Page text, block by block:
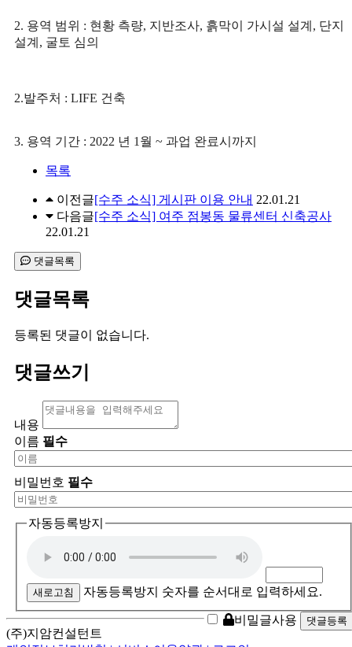
2. 용역 범위 : 현황 측량, 지반조사, 흙막이 가시설 설계, 단지
설계, 굴토 심의
2.발주처 : LIFE 건축
3. 용역 기간 : 2022 년 1월 ~ 과업 완료시까지
목록
이전글[수주 소식] 게시판 이용 안내 22.01.21
다음글[수주 소식] 여주 점봉동 물류센터 신축공사
22.01.21
댓글목록
댓글목록
등록된 댓글이 없습니다.
댓글쓰기
내용
이름 필수
비밀번호 필수
자동등록방지
새로고침 자동등록방지 숫자를 순서대로 입력하세요.
비밀글사용
(주)지암컨설턴트